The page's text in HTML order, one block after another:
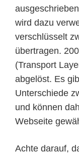
ausgeschrieben
wird dazu
verschlüsselt
übertragen.
(Transport
abgelöst. Es
Unterschiede
und können
Webseite
Achte darauf,